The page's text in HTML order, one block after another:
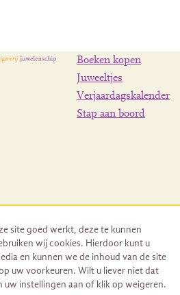
Boeken kopen
Juweeltjes
Verjaardagskalender
Stap aan boord
site goed werkt, deze te kunnen
wij cookies. Hierdoor kunt u
en kunnen we de inhoud van de site
uw voorkeuren. Wilt u liever niet dat
uw instellingen aan of klik op weigeren.